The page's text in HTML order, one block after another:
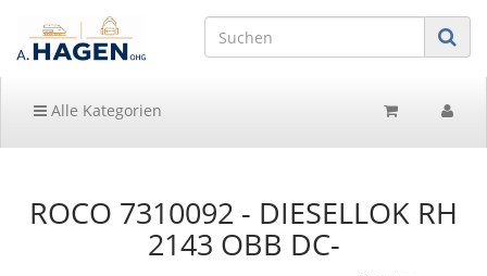
Alle Kategorien
ROCO 7310092 - DIESELLOK RH
2143 OBB DC-